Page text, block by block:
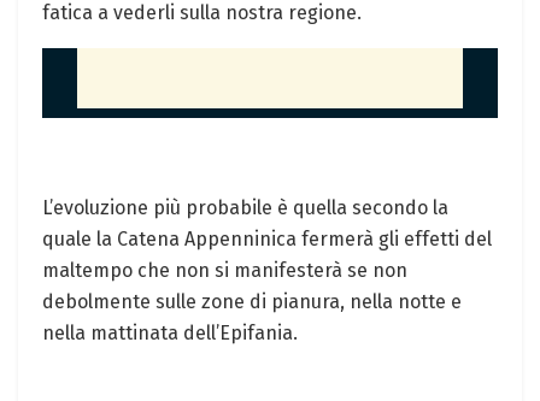
fatica a vederli sulla nostra regione.
L’evoluzione più probabile è quella secondo la
quale la Catena Appenninica fermerà gli effetti del
maltempo che non si manifesterà se non
debolmente sulle zone di pianura, nella notte e
nella mattinata dell’Epifania.